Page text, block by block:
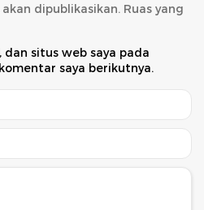
dipublikasikan. Ruas yang
dan situs web saya pada
saya berikutnya.